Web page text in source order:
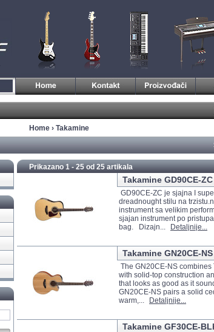
Home › Takamine
Prikazano 1 - 25 od25 artikala
Takamine GD90CE-
GD90CE-ZC je sjajna I
dreadnought stilu na
instrument sa velikim
sjajan instrument po
bag. Dizajn...
Detaljnije...
Takamine GN20CE-NS
The GN20CE-NS combines
with solid-top construction
that looks as good as it
GN20CE-NS pairs a solid
warm,...
Detaljnije...
Takamine GF30CE-